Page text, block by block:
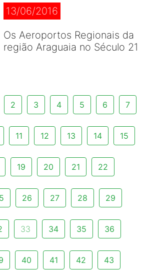
13/06/2016
Os Aeroportos Regionais da
região Araguaia no Século 21
2 3 4 5 6 7
11 12 13 14 15
19 20 21 22
26 27 28 29
33 34 35 36
40 41 42 43